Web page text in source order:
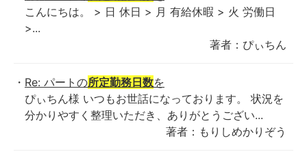
こんにちは。 > 日 休日 > 月 有給休暇 > 火 労働日
>...
著者：ぴぃちん
Re: パートの所定勤務日数を
ぴぃちん様 いつもお世話になっております。 状況を
分かりやすく整理いただき、ありがとうござい...
著者：もりしめかりぞう